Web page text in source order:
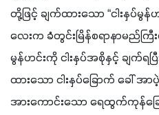
တို့ဖြင့် ချက်ထားသော “ငါးနှပ်မွ
လေးက ခံတွင်းမြိန်စရာနာမည်ကြီ
မွန်ဟင်းကို ငါးနှပ်အစိုနှင့် ချက်ရပ
ထားသော ငါးနှပ်ခြောက် ခေါ် အ
အားကောင်းသော ရေထွက်ကုန်ခြ